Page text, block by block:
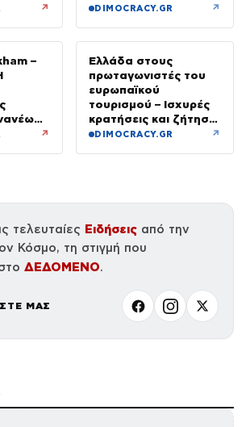
↗
περιοχή στη Φθιώτιδα
DIMOCRACY.GR ↗
–
–
↗
Ελλάδα στους
πρωταγωνιστές του
ευρωπαϊκού
τουρισμού – Ισχυρές
κρατήσεις και ζήτηση
πέρα από το
DIMOCRACY.GR ↗
τελευταίες Ειδήσεις από την
Κόσμο, τη στιγμή που
ΔΕΔΟΜΕΝΟ.
ΜΑΣ